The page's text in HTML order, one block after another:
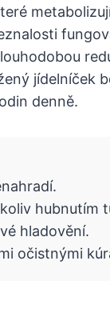
jídelníček
denně.
hubnutím
hladovění.
očistnými